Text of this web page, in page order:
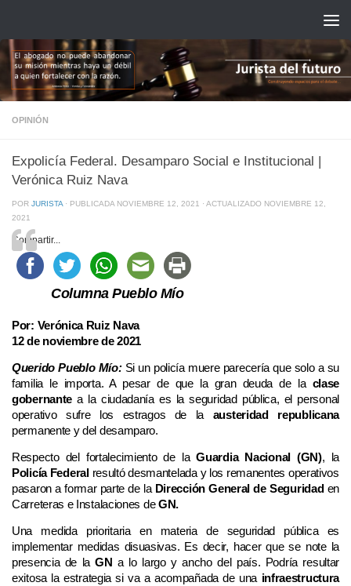
OPINIÓN
Expolicía Federal. Desamparo Social e Institucional |
Verónica Ruiz Nava
POR JURISTA · PUBLICADA NOVIEMBRE 12, 2021 · ACTUALIZADO NOVIEMBRE 12,
2021
Compartir...
Columna Pueblo Mío
Por: Verónica Ruiz Nava
12 de noviembre de 2021
Querido Pueblo Mío: Si un policía muere parecería que solo a su
familia le importa. A pesar de que la gran deuda de la clase
gobernante a la ciudadanía es la seguridad pública, el personal
operativo sufre los estragos de la austeridad republicana
permanente y del desamparo.
Respecto del fortalecimiento de laGuardia Nacional (GN), la
Policía Federalresultó desmantelada y los remanentes operativos
pasaron a formar parte de la Dirección General de Seguridad en
Carreteras e Instalaciones deGN.
Una medida prioritaria en materia de seguridad pública es
implementar medidas disuasivas. Es decir, hacer que se note la
presencia de laGN a lo largo y ancho del país. Podría resultar
exitosa la estrategia si va a acompañada de una infraestructura